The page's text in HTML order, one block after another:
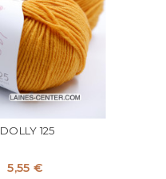
DOLLY 125
5,55 €